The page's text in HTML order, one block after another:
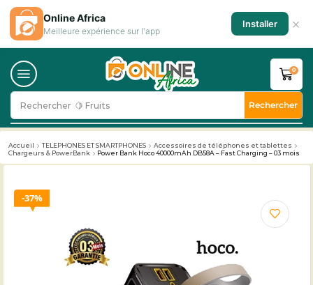
Rechercher 🥛 Milk Rechercher
0
Accueil TELEPHONES ET SMARTPHONES
Accessoires de téléphones et tablettes
Chargeurs & PowerBank
Power Bank Hoco 40000mAh DB58A – Fast Charging – 03 mois
37%
Online Africa
Meilleure expérience sur l'app
Installer ×